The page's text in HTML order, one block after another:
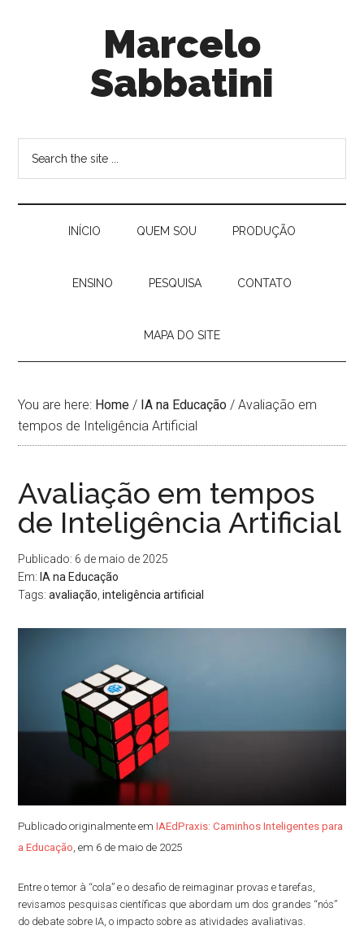
Marcelo
Sabbatini
INÍ­CIO QUEM SOU PRODUÇÃO
ENSINO PESQUISA CONTATO
MAPA DO SITE
You are here: Home / IA na Educação / Avaliação em
tempos de Inteligência Artificial
Avaliação em tempos
de Inteligência Artificial
Publicado: 6 de maio de 2025
Em: IA na Educação
Tags:avaliação ,inteligência artificial
Publicado originalmente emIAEdPraxis: Caminhos Inteligentes para
a Educação , em 6 de maio de 2025
Entre o temor à “cola” e o desafio de reimaginar provas e tarefas,
revisamos pesquisas científicas que abordam um dos grandes “nós”
do debate sobre IA, o impacto sobre as atividades avaliativas.